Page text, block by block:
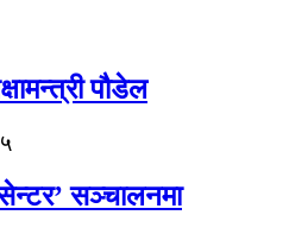
पौडेल
५
सञ्चालनमा